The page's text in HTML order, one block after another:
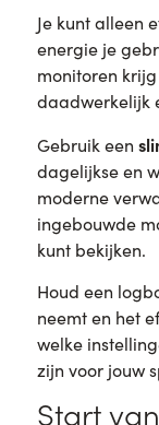
Je kunt alleen
energie je
monitoren
daadwerkelijk
Gebruik een
dagelijkse en
moderne
ingebouwde
kunt bekijken.
Houd een
neemt en het
welke
zijn voor jouw
Start